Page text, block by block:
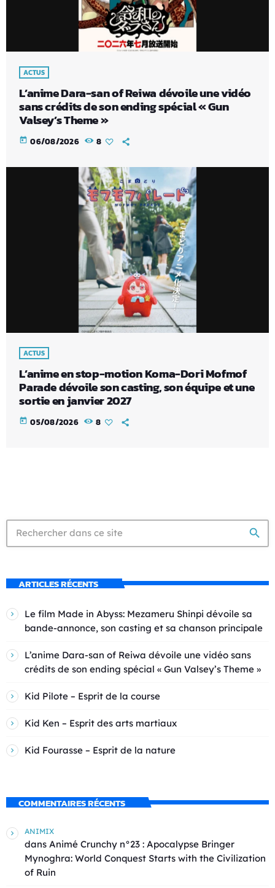
ACTUS
L’anime Dara-san of Reiwa dévoile une vidéo
sans crédits de son ending spécial « Gun
Valsey’s Theme »
today 06/08/2026 8
ACTUS
L’anime en stop-motion Koma-Dori Mofmof
Parade dévoile son casting, son équipe et une
sortie en janvier 2027
today 05/08/2026 8
search
ARTICLES RÉCENTS
Le film Made in Abyss: Mezameru Shinpi dévoile sa
bande-annonce, son casting et sa chanson principale
L’anime Dara-san of Reiwa dévoile une vidéo sans
crédits de son ending spécial « Gun Valsey’s Theme »
Kid Pilote – Esprit de la course
Kid Ken – Esprit des arts martiaux
Kid Fourasse – Esprit de la nature
COMMENTAIRES RÉCENTS
ANIMIX
dans Animé Crunchy n°23 : Apocalypse Bringer
Mynoghra: World Conquest Starts with the Civilization
of Ruin